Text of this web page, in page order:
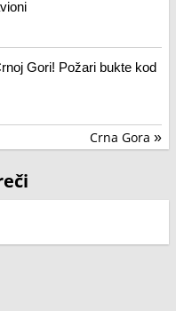
Gori! Požari bukte kod
Crna Gora »